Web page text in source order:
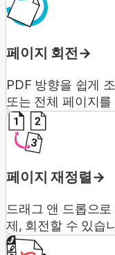
페이지 회전
PDF 방향을 쉽게
또는 전체 페이지
페이지 재정렬
드래그 앤 드롭으
제, 회전할 수 있습